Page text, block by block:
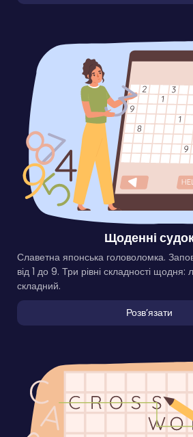
Щоденні
Славетна японська головоломка.
від 1 до 9. Три рівні складності щодня:
складний.
Розвʼязати